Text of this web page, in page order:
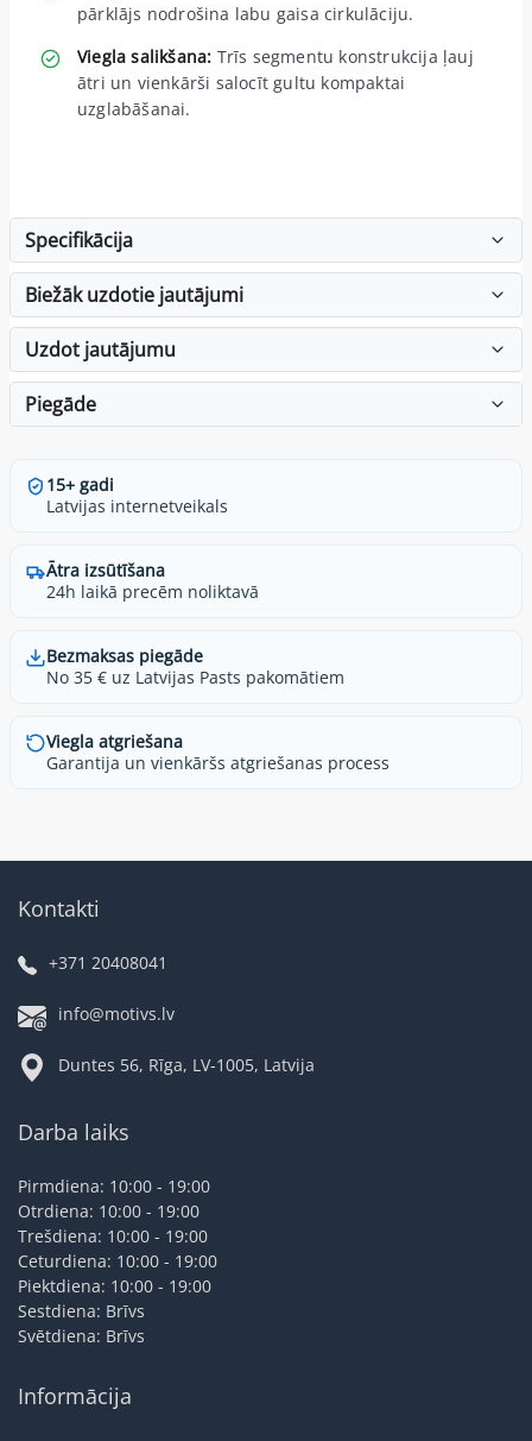
pārklājs nodrošina labu gaisa cirkulāciju.
Viegla salikšana: Trīs segmentu konstrukcija ļauj
ātri un vienkārši salocīt gultu kompaktai
uzglabāšanai.
Specifikācija
Biežāk uzdotie jautājumi
Uzdot jautājumu
Piegāde
15+ gadi
Latvijas internetveikals
Ātra izsūtīšana
24h laikā precēm noliktavā
Bezmaksas piegāde
No 35 € uz Latvijas Pasts pakomātiem
Viegla atgriešana
Garantija un vienkāršs atgriešanas process
Kontakti
+371 20408041
info@motivs.lv
Duntes 56, Rīga, LV-1005, Latvija
Darba laiks
Pirmdiena: 10:00 - 19:00
Otrdiena: 10:00 - 19:00
Trešdiena: 10:00 - 19:00
Ceturdiena: 10:00 - 19:00
Piektdiena: 10:00 - 19:00
Sestdiena: Brīvs
Svētdiena: Brīvs
Informācija